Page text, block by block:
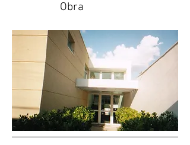
Obra